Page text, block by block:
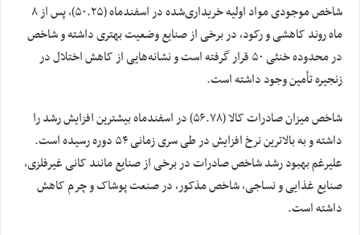
شاخص موجودی مواد اولیه خریداری‌شده در اسفندماه (۵۰.۲۵)، پس از ۸
ماه روند کاهشی و رکود، در برخی از صنایع وضعیت بهتری داشته و شاخص
در محدوده خنثی ۵۰ قرار گرفته است و نشانه‌هایی از کاهش اختلال در
زنجیره تأمین وجود داشته است.
شاخص میزان صادرات کالا (۵۶.۷۸) در اسفندماه بیشترین افزایش رشد را
داشته و به بالاترین نرخ افزایش در طی سری زمانی ۵۴ دوره رسیده است.
علیرغم بهبود رشد شاخص صادرات در برخی از صنایع مانند کانی غیرفلزی،
صنایع غذایی و نساجی، شاخص مذکور، در صنعت پوشاک و چرم کاهش
داشته است.